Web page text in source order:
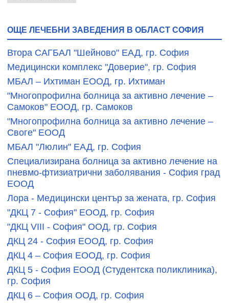
ОЩЕ ЛЕЧЕБНИ ЗАВЕДЕНИЯ В ОБЛАСТ СОФИЯ
Втора САГБАЛ "Шейново" ЕАД, гр. София
Медицински комплекс "Доверие", гр. София
МБАЛ – Ихтиман ЕООД, гр. Ихтиман
"Многопрофилна болница за активно лечение –
Самоков" ЕООД, гр. Самоков
"Многопрофилна болница за активно лечение –
Своге" ЕООД
МБАЛ "Люлин" ЕАД, гр. София
Специализирана болница за активно лечение на
пневмо-фтизиатрични заболявания - София град
ЕООД
Лора - Медицински център за жената, гр. София
"ДКЦ 7 - София" ЕООД, гр. София
"ДКЦ VIII - София" ООД, гр. София
ДКЦ 24 - София ЕООД, гр. София
ДКЦ 4 – София ЕООД, гр. София
ДКЦ 5 - София ЕООД (Студентска поликлиника),
гр. София
ДКЦ 6 – София ООД, гр. София